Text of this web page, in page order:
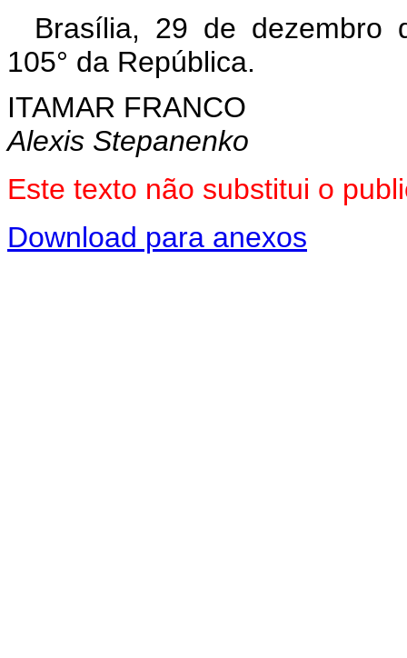
Brasília, 29 de dezembro
105° da República.
ITAMAR FRANCO
Alexis Stepanenko
Este texto não substitui o
Download para anexos